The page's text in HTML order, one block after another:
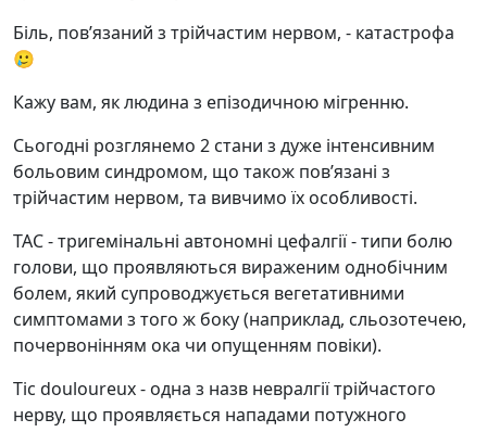
Біль, повʼязаний з трійчастим нервом, - катастрофа
🥲
Кажу вам, як людина з епізодичною мігренню.
Сьогодні розглянемо 2 стани з дуже інтенсивним
больовим синдромом, що також повʼязані з
трійчастим нервом, та вивчимо їх особливості.
TAC - тригемінальні автономні цефалгії - типи болю
голови, що проявляються вираженим однобічним
болем, який супроводжується вегетативними
симптомами з того ж боку (наприклад, сльозотечею,
почервонінням ока чи опущенням повіки).
Tic douloureux - одна з назв невралгії трійчастого
нерву, що проявляється нападами потужного